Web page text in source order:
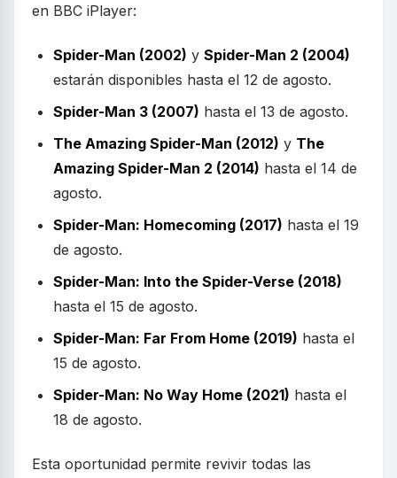
en BBC iPlayer:
Spider-Man (2002) y Spider-Man 2 (2004)
estarán disponibles hasta el 12 de agosto.
Spider-Man 3 (2007) hasta el 13 de agosto.
The Amazing Spider-Man (2012) y The
Amazing Spider-Man 2 (2014) hasta el 14 de
agosto.
Spider-Man: Homecoming (2017) hasta el 19
de agosto.
Spider-Man: Into the Spider-Verse (2018)
hasta el 15 de agosto.
Spider-Man: Far From Home (2019) hasta el
15 de agosto.
Spider-Man: No Way Home (2021) hasta el
18 de agosto.
Esta oportunidad permite revivir todas las